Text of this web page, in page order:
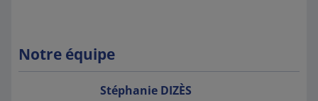
Notre équipe
Stéphanie DIZÈS